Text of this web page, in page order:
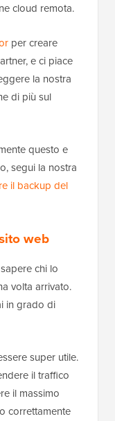
cloud remota.
per creare
e ci piace
la nostra
di più sul
questo e
segui la nostra
il backup del
web
chi lo
volta arrivato.
in grado di
super utile.
il traffico
il massimo
correttamente